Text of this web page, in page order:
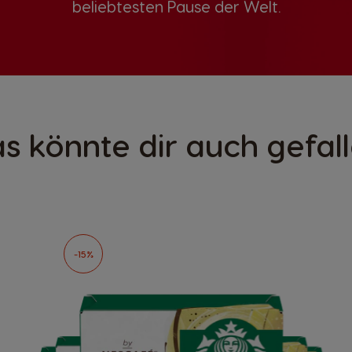
beliebtesten Pause der Welt.
könnte dir auch
-15%